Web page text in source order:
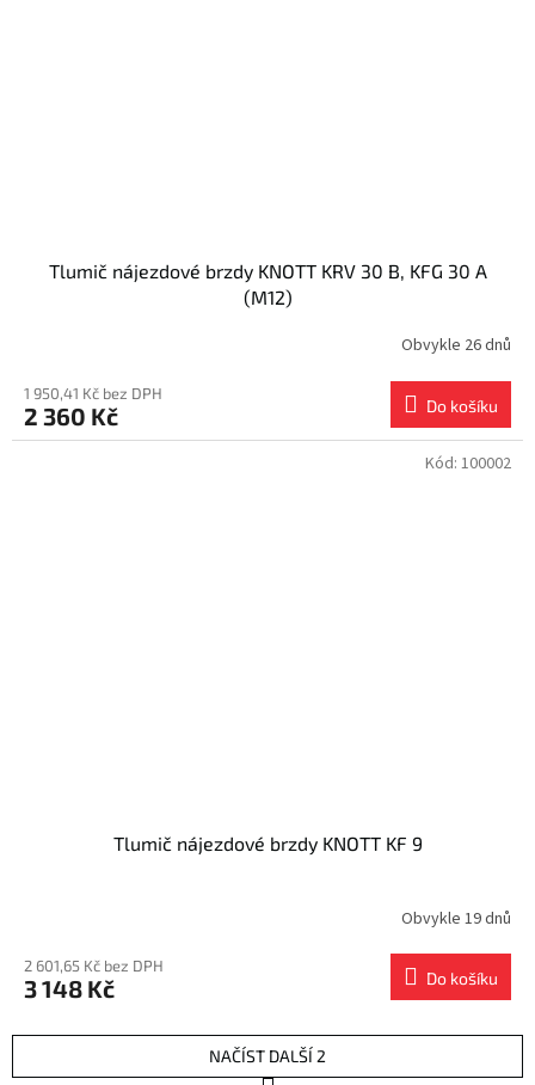
Tlumič nájezdové brzdy KNOTT KRV 30 B, KFG 30 A
(M12)
Obvykle 26 dnů
1 950,41 Kč bez DPH
2 360 Kč Do košíku
Tlumič nájezdové brzdy KNOTT KF 9
Obvykle 19 dnů
2 601,65 Kč bez DPH
3 148 Kč Do košíku
Kód: 100002
NAČÍST DALŠÍ 2